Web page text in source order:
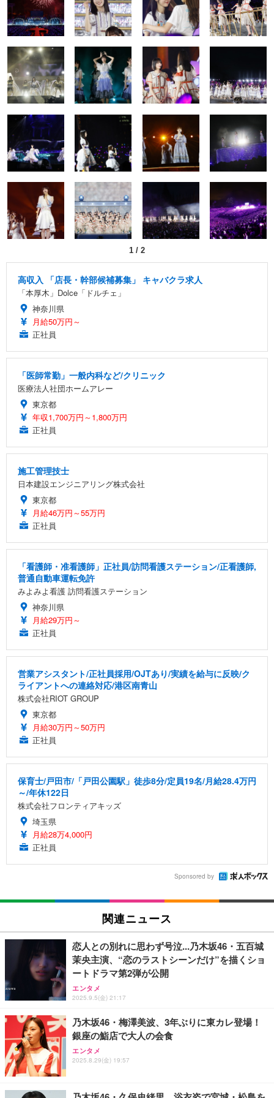
1 / 2
高収入 「店長・幹部候補募集」 キャバクラ求人
「本厚木」Dolce「ドルチェ」
神奈川県
月給50万円～
正社員
「医師常勤」一般内科など/クリニック
医療法人社団ホームアレー
東京都
年収1,700万円～1,800万円
正社員
施工管理技士
日本建設エンジニアリング株式会社
東京都
月給46万円～55万円
正社員
「看護師・准看護師」正社員/訪問看護ステーション/正看護師,
普通自動車運転免許
みよみよ看護 訪問看護ステーション
神奈川県
月給29万円～
正社員
営業アシスタント/正社員採用/OJTあり/実績を給与に反映/ク
ライアントへの連絡対応/港区南青山
株式会社RIOT GROUP
東京都
月給30万円～50万円
正社員
保育士/戸田市/「戸田公園駅」徒歩8分/定員19名/月給28.4万円
～/年休122日
株式会社フロンティアキッズ
埼玉県
月給28万4,000円
正社員
Sponsored by
関連ニュース
恋人との別れに思わず号泣...乃木坂46・五百城
茉央主演、“恋のラストシーンだけ”を描くショ
ートドラマ第2弾が公開
エンタメ
2025.9.5(金) 21:17
乃木坂46・梅澤美波、3年ぶりに東カレ登場！
銀座の鮨店で大人の会食
エンタメ
2025.8.29(金) 19:57